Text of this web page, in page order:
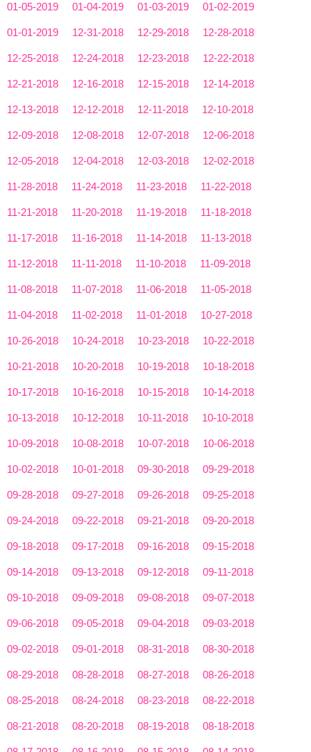
01-05-2019 01-04-2019 01-03-2019 01-02-2019
01-01-2019 12-31-2018 12-29-2018 12-28-2018
12-25-2018 12-24-2018 12-23-2018 12-22-2018
12-21-2018 12-16-2018 12-15-2018 12-14-2018
12-13-2018 12-12-2018 12-11-2018 12-10-2018
12-09-2018 12-08-2018 12-07-2018 12-06-2018
12-05-2018 12-04-2018 12-03-2018 12-02-2018
11-28-2018 11-24-2018 11-23-2018 11-22-2018
11-21-2018 11-20-2018 11-19-2018 11-18-2018
11-17-2018 11-16-2018 11-14-2018 11-13-2018
11-12-2018 11-11-2018 11-10-2018 11-09-2018
11-08-2018 11-07-2018 11-06-2018 11-05-2018
11-04-2018 11-02-2018 11-01-2018 10-27-2018
10-26-2018 10-24-2018 10-23-2018 10-22-2018
10-21-2018 10-20-2018 10-19-2018 10-18-2018
10-17-2018 10-16-2018 10-15-2018 10-14-2018
10-13-2018 10-12-2018 10-11-2018 10-10-2018
10-09-2018 10-08-2018 10-07-2018 10-06-2018
10-02-2018 10-01-2018 09-30-2018 09-29-2018
09-28-2018 09-27-2018 09-26-2018 09-25-2018
09-24-2018 09-22-2018 09-21-2018 09-20-2018
09-18-2018 09-17-2018 09-16-2018 09-15-2018
09-14-2018 09-13-2018 09-12-2018 09-11-2018
09-10-2018 09-09-2018 09-08-2018 09-07-2018
09-06-2018 09-05-2018 09-04-2018 09-03-2018
09-02-2018 09-01-2018 08-31-2018 08-30-2018
08-29-2018 08-28-2018 08-27-2018 08-26-2018
08-25-2018 08-24-2018 08-23-2018 08-22-2018
08-21-2018 08-20-2018 08-19-2018 08-18-2018